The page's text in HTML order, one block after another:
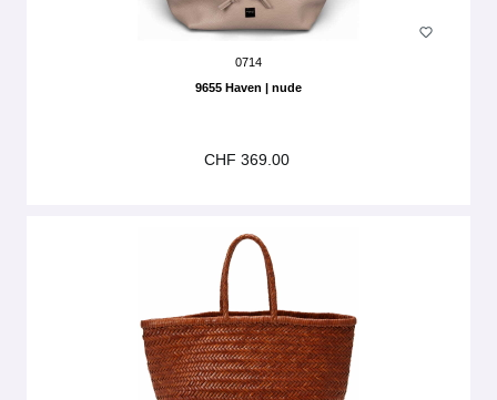
0714
9655 Haven | nude
CHF 369.00